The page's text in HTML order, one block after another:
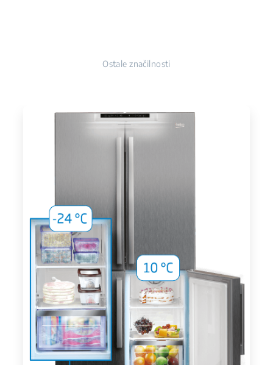
Ostale značilnosti